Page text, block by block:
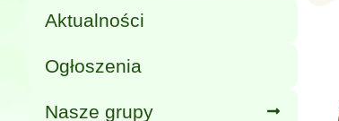
Aktualności
Ogłoszenia
Nasze grupy